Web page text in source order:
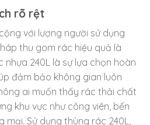
rõ rệt
với lượng người sử dụng
thu gom rác hiệu quả là
nhựa 240L là sự lựa chọn hoàn
đảm bảo không gian luôn
ai muốn thấy rác thải chất
khu vực như công viên, bến
Sử dụng thùng rác 240L,